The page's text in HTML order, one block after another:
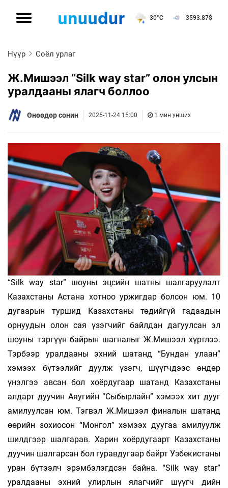
30°C 3593.87$
Нүүр Соёл урлаг
Ж.Мишээл “Silk way star” олон улсын
уралдааны ялагч боллоо
Өнөөдөр сонин 2025-11-24 15:00 1 мин унших
“Silk way star” шоуны эцсийн шатны шалгаруулалт
Казахстаны Астана хотноо уржигдар болсон юм. 10
дугаарын туршид Казахстаны төдийгүй гадаадын
орнуудын олон сая үзэгчийг байлдан дагуулсан эл
шоуны тэргүүн байрын шагналыг Ж.Мишээл хүртлээ.
Тэрбээр уралдааны эхний шатанд “Бундан улаан”
хэмээх бүтээлийг дуулж үзэгч, шүүгчдээс өндөр
үнэлгээ авсан бол хоёрдугаар шатанд Казахстаны
алдарт дуучин Аяугийн “Сыбырлайн” хэмээх хит дууг
амилуулсан юм. Тэгвэл Ж.Мишээл финалын шатанд
өөрийн зохиосон “Монгол” хэмээх дуугаа амилуулж
шилдгээр шалгарав. Харин хоёрдугаарт Казахстаны
дуучин шалгарсан бол гуравдугаар байрт Узбекистаны
уран бүтээлч эрэмбэлэгдсэн байна. “Silk way star”
уралдааны эхний улирлын ялагчийг шүүгч­ дийн